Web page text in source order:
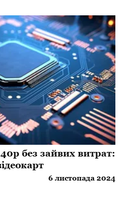
без зайвих витрат:
6 листопада 2024